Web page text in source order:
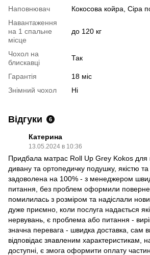
Наповнювач
Кокосова койра, Сіра
Навантаження
на 1 спальне
місце
до 120 кг
Чохол на
блискавці
Так
Гарантія
18 міс
Знімний чохол
Ні
Відгуки 6
Катерина
13.05.2024 в 10:36
Придбала матрас Roll Up Grey Kokos для
дивану та ортопедичку подушку, якістю та
задоволена на 100% - з менеджером
питання, без проблем оформили
помилилась з розміром та надіслали
дуже приємно, коли послуга надається
нервувань, є проблема або питання -
значна перевага - швидка доставка, сам
відповідає зяавленим характеристикам,
доступні, є змога оформити оплату